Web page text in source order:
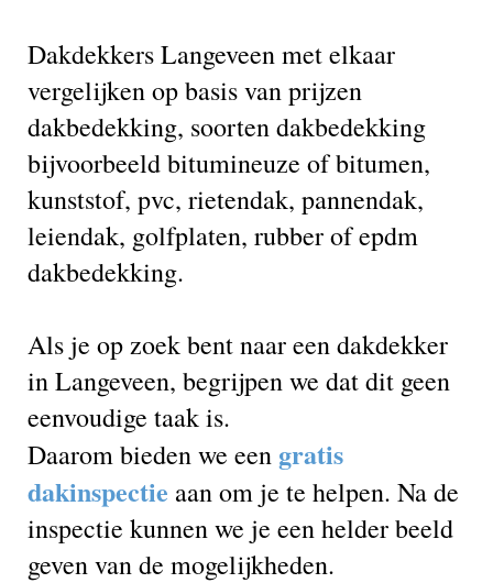
Dakdekkers Langeveen met elkaar
vergelijken op basis van prijzen
dakbedekking, soorten dakbedekking
bijvoorbeeld bitumineuze of bitumen,
kunststof, pvc, rietendak, pannendak,
leiendak, golfplaten, rubber of epdm
dakbedekking.
Als je op zoek bent naar een dakdekker
in Langeveen, begrijpen we dat dit geen
eenvoudige taak is.
Daarom bieden we een gratis
dakinspectie aan om je te helpen. Na de
inspectie kunnen we je een helder beeld
geven van de mogelijkheden.